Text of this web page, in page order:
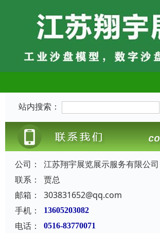
站内搜索：
公司：
江苏翔宇展览展示服务有限公司
联系：
贾总
邮箱：
303831652@qq.com
手机：
13605203082
电话： 0516-83770071